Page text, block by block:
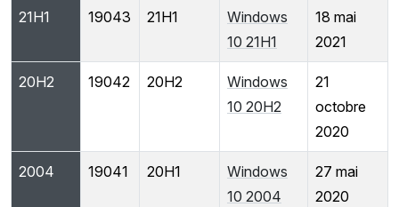
21H1 19043 21H1
Windows
10 21H1
18 mai
2021
20H2 19042 20H2
Windows
10 20H2
21
octobre
2020
2004 19041 20H1
Windows
10 2004
27 mai
2020